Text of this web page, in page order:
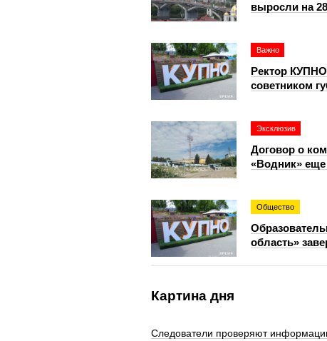
выросли на
Важно
Ректор
советником
Эксклюзив
Договор о
«Водник»
Общество
область»
Картина дня
Следователи проверяют